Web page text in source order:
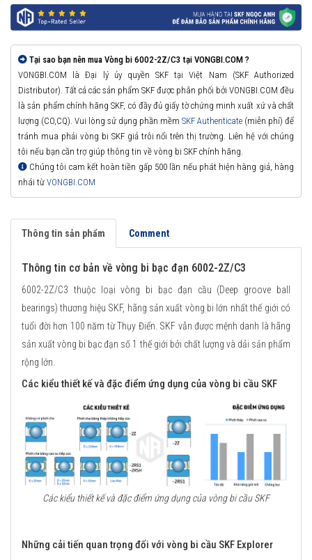
Tại sao bạn nên mua Vòng bi 6002-2Z/C3 tại VONGBI.COM ?
VONGBI.COM là Đại lý ủy quyền SKF tại Việt Nam (SKF Authorized
Distributor). Tất cả các sản phẩm SKF được phân phối bởi VONGBI.COM đều
là sản phẩm chính hãng SKF, có đầy đủ giấy tờ chứng minh xuất xứ và chất
lượng (CO,CQ). Vui lòng sử dụng phần mềm SKF Authenticate (miễn phí) để
tránh mua phải vòng bi SKF giả trôi nổi trên thị trường. Liên hệ với chúng
tôi nếu bạn cần trợ giúp thông tin về vòng bi SKF chính hãng.
Chúng tôi cam kết hoàn tiền gấp 500 lần nếu phát hiện hàng giả, hàng
nhái từ VONGBI.COM
Thông tin sản phẩm Comment
Thông tin cơ bản về vòng bi bạc đạn 6002-2Z/C3
6002-2Z/C3 thuộc loại vòng bi bạc đạn cầu (Deep groove ball
bearings) thương hiệu SKF, hãng sản xuất vòng bi lớn nhất thế giới có
tuổi đời hơn 100 năm từ Thụy Điển. SKF vẫn được mệnh danh là hãng
sản xuất vòng bi bạc đạn số 1 thế giới bởi chất lượng và dải sản phẩm
rộng lớn.
Các kiểu thiết kế và đặc điểm ứng dụng của vòng bi cầu SKF
Các kiểu thiết kế và đặc điểm ứng dụng của vòng bi cầu SKF
Những cải tiến quan trọng đối với vòng bi cầu SKF Explorer